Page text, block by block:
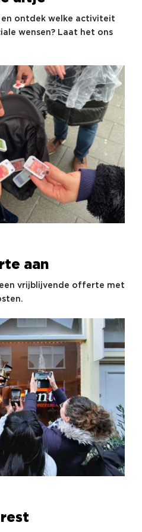
het uitje, wij doen de
en ontdek welke activiteit
wensen? Laat het ons
aan
vrijblijvende offerte met